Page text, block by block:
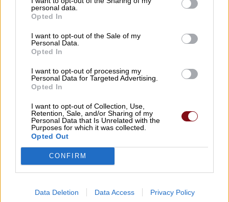
personal data.
Opted In
I want to opt-out of the Sale of my
Personal Data.
Opted In
I want to opt-out of processing my
Personal Data for Targeted Advertising.
Opted In
I want to opt-out of Collection, Use,
Retention, Sale, and/or Sharing of my
Personal Data that Is Unrelated with the
Purposes for which it was collected.
Opted Out
CONFIRM
Data Deletion Data Access Privacy Policy
Μητέρα και γιαγιά φέρονται να
δολοφόνησαν τέσσερα παιδιά της
οικογένειας πριν βάλουν τέλος στη
ζωή τους